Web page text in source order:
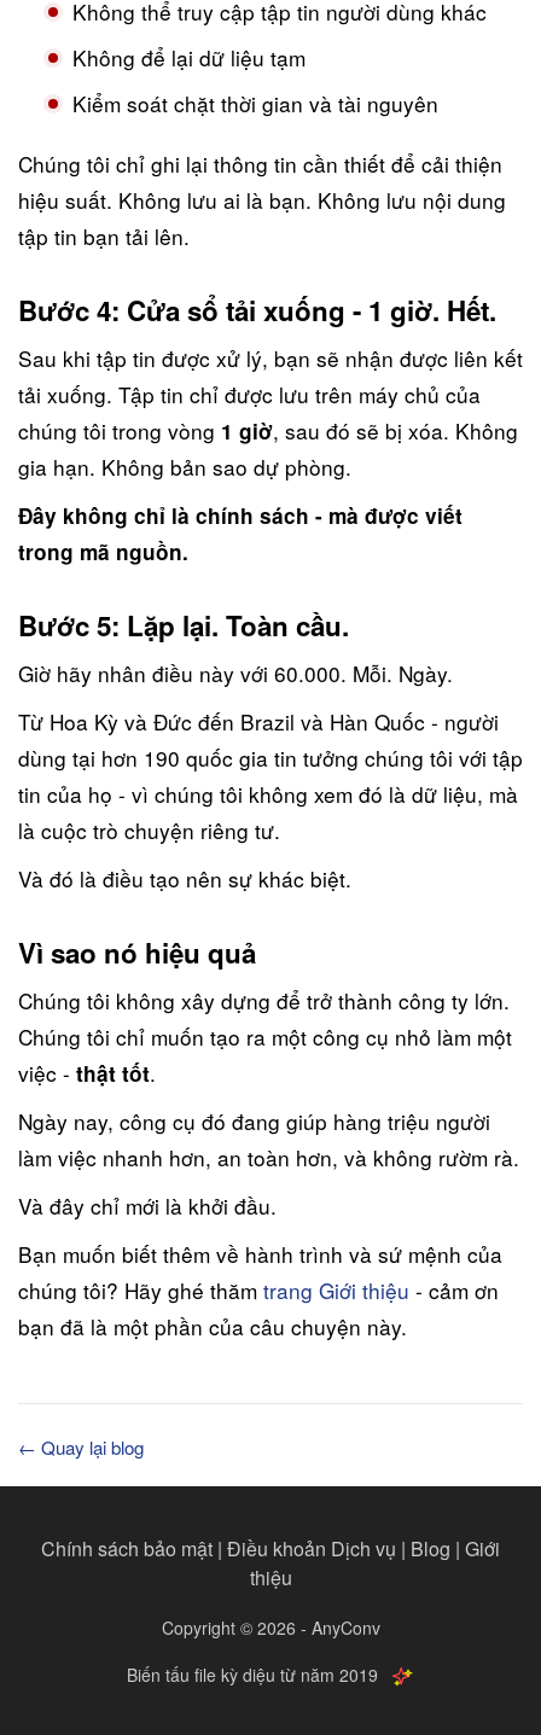
Không thể truy cập tập tin người dùng khác
Không để lại dữ liệu tạm
Kiểm soát chặt thời gian và tài nguyên
Chúng tôi chỉ ghi lại thông tin cần thiết để cải thiện
hiệu suất. Không lưu ai là bạn. Không lưu nội dung
tập tin bạn tải lên.
Bước 4: Cửa sổ tải xuống - 1 giờ. Hết.
Sau khi tập tin được xử lý, bạn sẽ nhận được liên kết
tải xuống. Tập tin chỉ được lưu trên máy chủ của
chúng tôi trong vòng 1 giờ, sau đó sẽ bị xóa. Không
gia hạn. Không bản sao dự phòng.
Đây không chỉ là chính sách - mà được viết
trong mã nguồn.
Bước 5: Lặp lại. Toàn cầu.
Giờ hãy nhân điều này với 60.000. Mỗi. Ngày.
Từ Hoa Kỳ và Đức đến Brazil và Hàn Quốc - người
dùng tại hơn 190 quốc gia tin tưởng chúng tôi với tập
tin của họ - vì chúng tôi không xem đó là dữ liệu, mà
là cuộc trò chuyện riêng tư.
Và đó là điều tạo nên sự khác biệt.
Vì sao nó hiệu quả
Chúng tôi không xây dựng để trở thành công ty lớn.
Chúng tôi chỉ muốn tạo ra một công cụ nhỏ làm một
việc - thật tốt.
Ngày nay, công cụ đó đang giúp hàng triệu người
làm việc nhanh hơn, an toàn hơn, và không rườm rà.
Và đây chỉ mới là khởi đầu.
Bạn muốn biết thêm về hành trình và sứ mệnh của
chúng tôi? Hãy ghé thăm trang Giới thiệu - cảm ơn
bạn đã là một phần của câu chuyện này.
← Quay lại blog
Chính sách bảo mật | Điều khoản Dịch vụ | Blog | Giới
thiệu
Copyright © 2026 - AnyConv
Biến tấu file kỳ diệu từ năm 2019